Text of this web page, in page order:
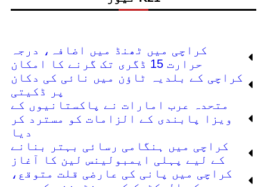
کراچی میں ٹھنڈ میں اضافہ، درجہ
حرارت 15 ڈگری تک گرنے کا امکان
کراچی کے بلدیہ ٹاؤن میں نائی کی دکان
پر ڈکیتی
متحدہ عرب امارات نے پاکستانیوں کے
ویزا پابندی کے الزامات کو مسترد کر
دیا
کراچی میں ہنگامی رسائی بہتر بنانے
کے لیے پہلی ایمبولینس لین کا آغاز
کراچی میں پانی کی عارضی قلت متوقع،